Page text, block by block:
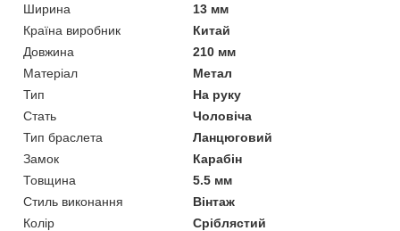
Ширина
13 мм
Країна виробник
Китай
Довжина
210 мм
Матеріал
Метал
Тип
На руку
Стать
Чоловіча
Тип браслета
Ланцюговий
Замок
Карабін
Товщина
5.5 мм
Стиль виконання
Вінтаж
Колір
Сріблястий